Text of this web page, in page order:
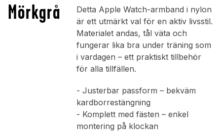
Mörkgrå
Detta Apple Watch-armband i nylon
är ett utmärkt val för en aktiv livsstil.
Materialet andas, tål väta och
fungerar lika bra under träning som
i vardagen – ett praktiskt tillbehör
för alla tillfällen.
- Justerbar passform – bekväm
kardborrestängning
- Komplett med fästen – enkel
montering på klockan